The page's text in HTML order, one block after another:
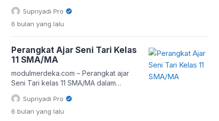
Kurikulum Merdeka dirancang untuk
mendorong pembelajaran yang aktif,
reflektif, dan berbasis pengalaman.
fondasi utama agar peserta didik tidak
hanya mampu menampilkan karya tari,
tetapi juga memahami makna, konteks
budaya, proses kreatif, serta nilai
estetika yang terkandung di […]
Supriyadi Pro
6 bulan yang lalu
Perangkat Ajar Seni Tari Kelas
11 SMA/MA
modulmerdeka.com – Perangkat ajar
Seni Tari kelas 11 SMA/MA dalam
Kurikulum Merdeka dirancang untuk
mendorong pembelajaran yang
mendalam, kontekstual, dan berbasis
Supriyadi Pro
6 bulan yang lalu